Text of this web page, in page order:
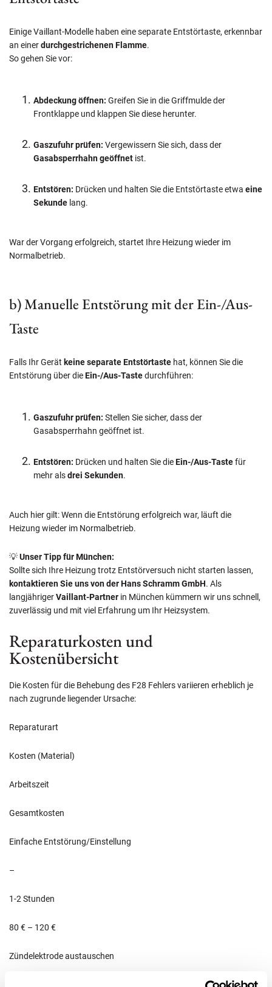
Einige Vaillant-Modelle haben eine separate Entstörtaste, erkennbar
an einerdurchgestrichenen Flamme.
So gehen Sie vor:
Abdeckung öffnen: Greifen Sie in die Griffmulde der
Frontklappe und klappen Sie diese herunter.
Gaszufuhr prüfen: Vergewissern Sie sich, dass der
Gasabsperrhahn geöffnet ist.
Entstören: Drücken und halten Sie die Entstörtaste etwa eine
Sekunde lang.
War der Vorgang erfolgreich, startet Ihre Heizung wieder im
Normalbetrieb.
b) Manuelle Entstörung mit der Ein-/Aus-
Taste
Falls Ihr Gerät keine separate Entstörtaste hat, können Sie die
Entstörung über dieEin-/Aus-Tastedurchführen:
Gaszufuhr prüfen: Stellen Sie sicher, dass der
Gasabsperrhahn geöffnet ist.
Entstören: Drücken und halten Sie dieEin-/Aus-Tastefür
mehr alsdrei Sekunden.
Auch hier gilt: Wenn die Entstörung erfolgreich war, läuft die
Heizung wieder im Normalbetrieb.
💡Unser Tipp für München:
Sollte sich Ihre Heizung trotz Entstörversuch nicht starten lassen,
kontaktieren Sie uns von der Hans Schramm GmbH. Als
langjährigerVaillant-Partner in München kümmern wir uns schnell,
zuverlässig und mit viel Erfahrung um Ihr Heizsystem.
Reparaturkosten und
Kostenübersicht
Die Kosten für die Behebung des F28 Fehlers variieren erheblich je
nach zugrunde liegender Ursache:
Reparaturart
Kosten (Material)
Arbeitszeit
Gesamtkosten
Einfache Entstörung/Einstellung
–
1-2 Stunden
80 € – 120 €
Zündelektrode austauschen